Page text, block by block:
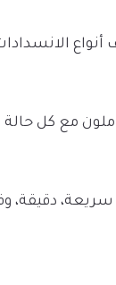
أنواع
مع كل حالة
دقيقة،